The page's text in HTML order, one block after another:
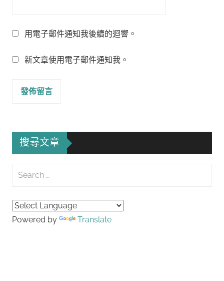
用電子郵件通知我後續的迴響。
新文章使用電子郵件通知我。
搜尋文章
Search
Powered by Translate